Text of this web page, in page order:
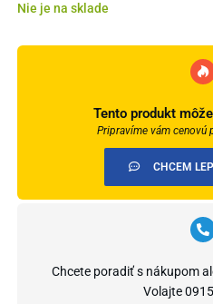
Nie je na sklade
Tento produkt
Pripravíme vám cenovú
CHCEM
Chcete poradiť s nákupom
Volajte